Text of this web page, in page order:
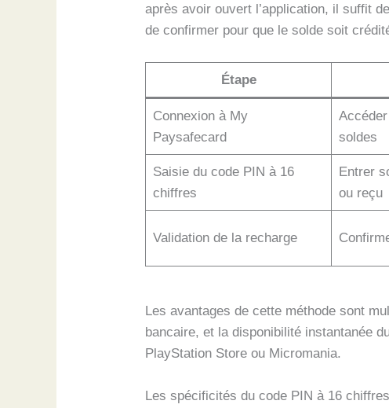
après avoir ouvert l’application, il suffit
de confirmer pour que le solde soit
Étape
Connexion à My
Paysafecard
soldes
Saisie du code PIN à 16
chiffres
Entrer
ou reçu
Validation de la recharge
Les avantages de cette méthode sont
bancaire, et la disponibilité instantanée
PlayStation Store ou Micromania.
Les spécificités du code PIN à 16